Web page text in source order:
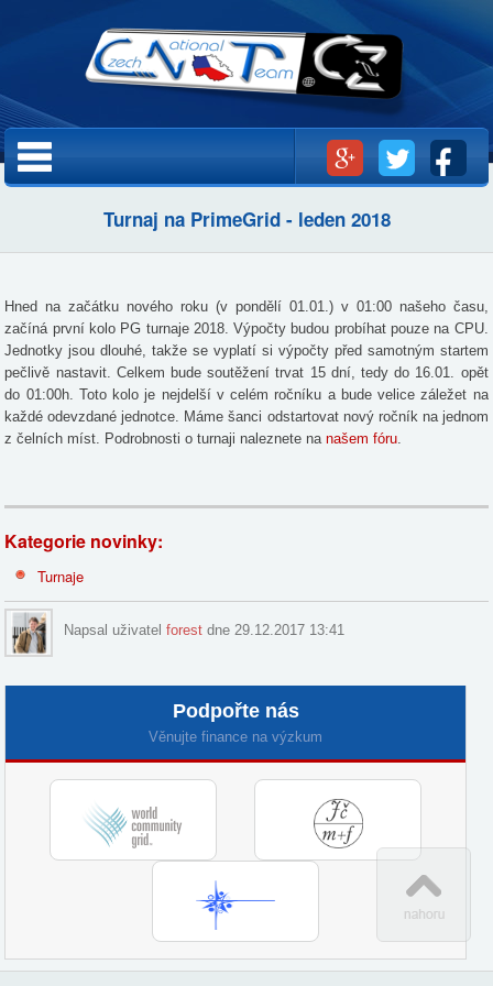
hlavnímu
obsahu
Hlavní menu
Turnaj na PrimeGrid - leden 2018
Hned na začátku nového roku (v pondělí 01.01.) v 01:00 našeho času,
začíná první kolo PG turnaje 2018. Výpočty budou probíhat pouze na CPU.
Jednotky jsou dlouhé, takže se vyplatí si výpočty před samotným startem
pečlivě nastavit. Celkem bude soutěžení trvat 15 dní, tedy do 16.01. opět
do 01:00h. Toto kolo je nejdelší v celém ročníku a bude velice záležet na
každé odevzdané jednotce. Máme šanci odstartovat nový ročník na jednom
z čelních míst. Podrobnosti o turnaji naleznete nanašem fóru.
Kategorie novinky:
Turnaje
Napsal uživatelforest dne 29.12.2017 13:41
Podpořte nás
Věnujte finance na výzkum